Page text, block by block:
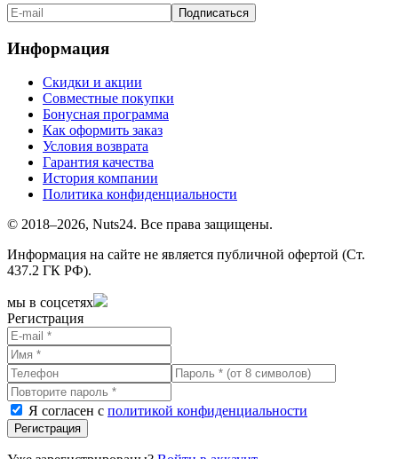
Подписаться
Информация
Скидки и акции
Совместные покупки
Бонусная программа
Как оформить заказ
Условия возврата
Гарантия качества
История компании
Политика конфиденциальности
© 2018–2026, Nuts24. Все права защищены.
Информация на сайте не является публичной офертой (Ст.
437.2 ГК РФ).
мы в соцсетях
Регистрация
Я согласен с политикой конфиденциальности
Регистрация